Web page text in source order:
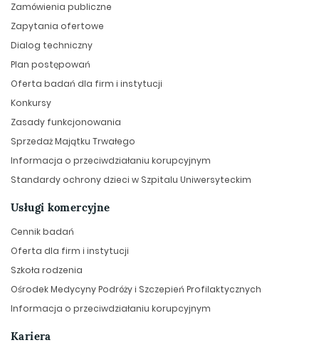
Zamówienia publiczne
Zapytania ofertowe
Dialog techniczny
Plan postępowań
Oferta badań dla firm i instytucji
Konkursy
Zasady funkcjonowania
Sprzedaż Majątku Trwałego
Informacja o przeciwdziałaniu korupcyjnym
Standardy ochrony dzieci w Szpitalu Uniwersyteckim
Usługi komercyjne
Cennik badań
Oferta dla firm i instytucji
Szkoła rodzenia
Ośrodek Medycyny Podróży i Szczepień Profilaktycznych
Informacja o przeciwdziałaniu korupcyjnym
Kariera